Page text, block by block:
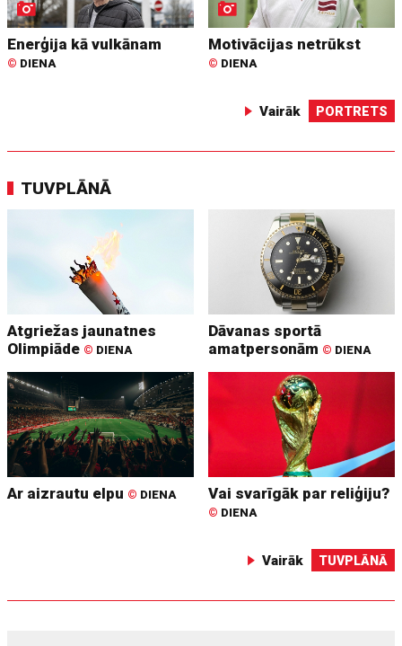
Enerģija kā vulkānam
© DIENA
Motivācijas netrūkst
© DIENA
Vairāk PORTRETS
TUVPLĀNĀ
Atgriežas jaunatnes
Olimpiāde © DIENA
Dāvanas sportā
amatpersonām © DIENA
Ar aizrautu elpu © DIENA Vai svarīgāk par reliģiju?
© DIENA
Vairāk TUVPLĀNĀ